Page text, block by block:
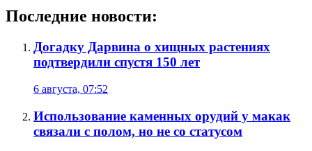
Последние новости:
Догадку Дарвина о хищных растениях
подтвердили спустя 150 лет
6 августа, 07:52
Использование каменных орудий у макак
связали с полом, но не со статусом